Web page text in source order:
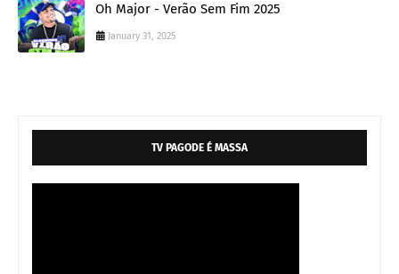
Oh Major - Verão Sem Fim 2025
January 31, 2025
TV PAGODE É MASSA